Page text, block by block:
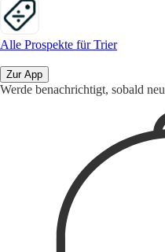
Alle Prospekte für Trier
Zur App
Werde benachrichtigt, sobald